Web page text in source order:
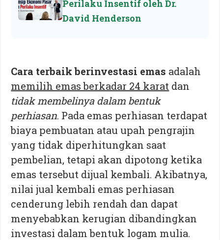
Perilaku Insentif oleh Dr.
David Henderson
Cara terbaik berinvestasi emas adalah
memilih emas berkadar 24 karat dan
tidak membelinya dalam bentuk
perhiasan. Pada emas perhiasan terdapat
biaya pembuatan atau upah pengrajin
yang tidak diperhitungkan saat
pembelian, tetapi akan dipotong ketika
emas tersebut dijual kembali. Akibatnya,
nilai jual kembali emas perhiasan
cenderung lebih rendah dan dapat
menyebabkan kerugian dibandingkan
investasi dalam bentuk logam mulia.